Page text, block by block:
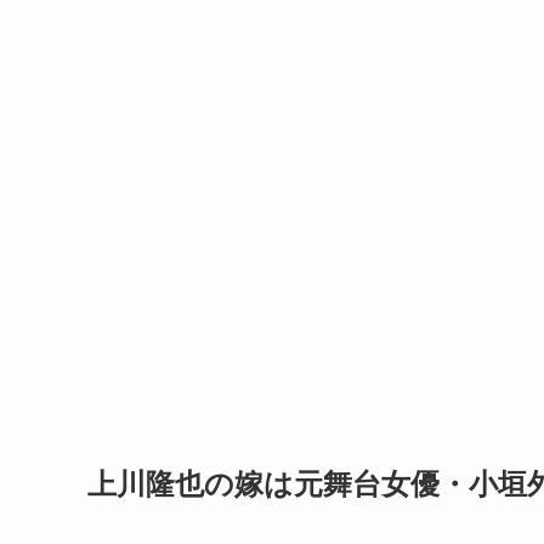
上川隆也の嫁は元舞台女優・小垣